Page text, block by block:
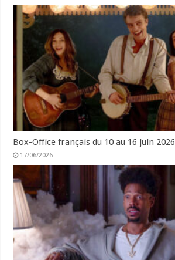
Box-Office français du 10 au 16 juin 2026
17/06/2026